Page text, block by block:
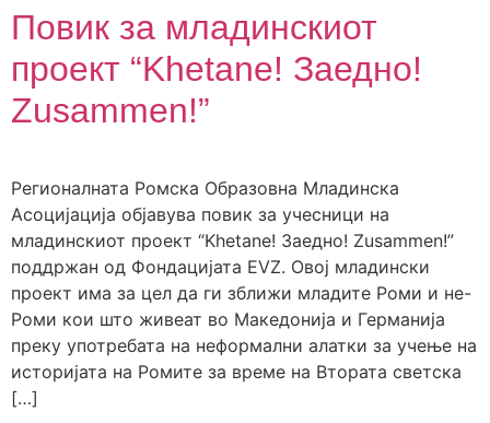
Повик за младинскиот
проект “Khetane! Заедно!
Zusammen!”
Регионалната Ромска Образовна Младинска
Асоцијација објавува повик за учесници на
младинскиот проект “Khetane! Заедно! Zusammen!”
поддржан од Фондацијата EVZ. Овој младински
проект има за цел да ги зближи младите Роми и не-
Роми кои што живеат во Македонија и Германија
преку употребата на неформални алатки за учење на
историјата на Ромите за време на Втората светска
[…]